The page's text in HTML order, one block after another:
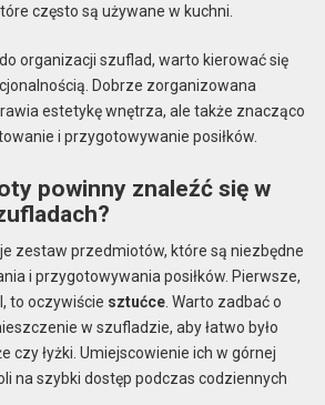
często są używane w kuchni.
organizacji szuflad, warto kierować się
Dobrze zorganizowana
estetykę wnętrza, ale także znacząco
i przygotowywanie posiłków.
powinny znaleźć się w
zestaw przedmiotów, które są niezbędne
i przygotowywania posiłków. Pierwsze,
to oczywiście sztućce. Warto zadbać o
w szufladzie, aby łatwo było
czy łyżki. Umiejscowienie ich w górnej
na szybki dostęp podczas codziennych